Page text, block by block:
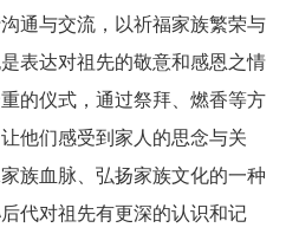
通与交流，以祈福家族繁荣与
表达对祖先的敬意和感恩之情
的仪式，通过祭拜、燃香等方
他们感受到家人的思念与关
族血脉、弘扬家族文化的一种
代对祖先有更深的认识和记